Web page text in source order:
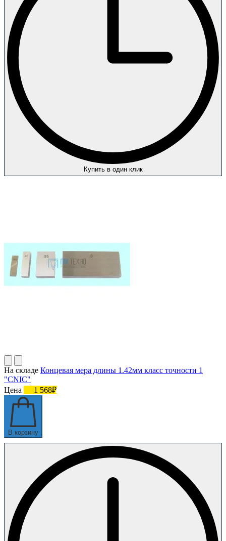
Купить в один клик
На складе Концевая мера длины 1.42мм класс точности 1
"CNIC"
Цена
1 568₽
В корзину